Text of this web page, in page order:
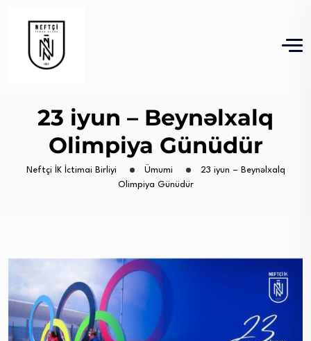
23 iyun – Beynəlxalq
Olimpiya Günüdür
Neftçi İK İctimai Birliyi Ümumi
23 iyun – Beynəlxalq
Olimpiya Günüdür